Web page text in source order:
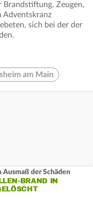
Brandstiftung. Zeugen,
Adventskranz
sich bei der der
am Main
Ausmaß der Schäden
BRAND IN